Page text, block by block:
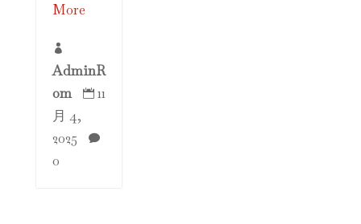
More

AdminR
om
 11
月 4,
2025

0